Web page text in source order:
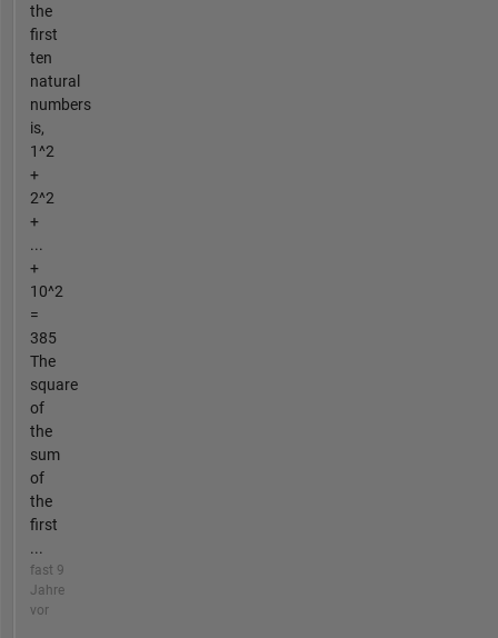
the
first
ten
natural
numbers
is,
1^2
+
2^2
+
...
+
10^2
=
385
The
square
of
the
sum
of
the
first
...
fast 9
Jahre
vor